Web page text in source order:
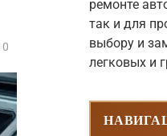
0
ремонте
так и для
выбору и
легковых и